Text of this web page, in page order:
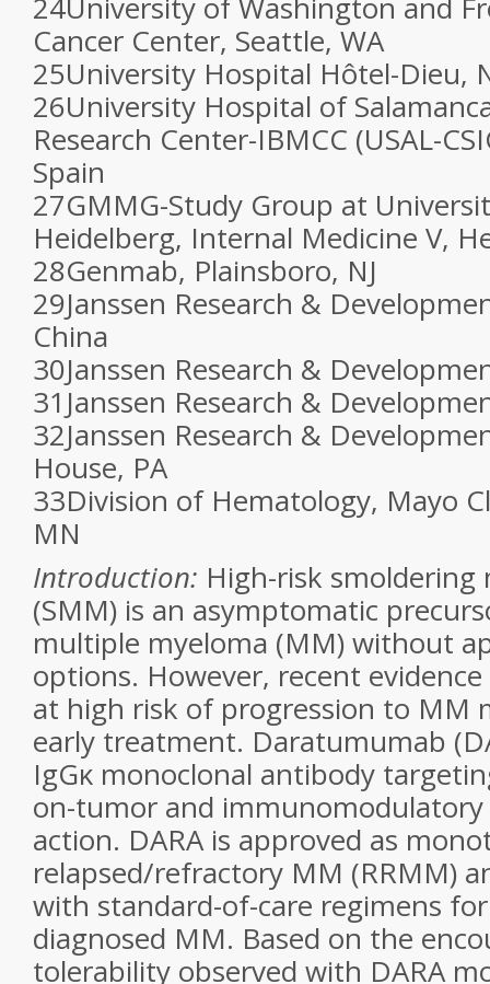
Cancer Center, Seattle, WA
25University Hospital Hôtel-Dieu,
26University Hospital of
Research Center-IBMCC (USAL-
Spain
27GMMG-Study Group at
Heidelberg, Internal Medicine V,
28Genmab, Plainsboro, NJ
29Janssen Research &
China
30Janssen Research &
31 Janssen Research &
32Janssen Research &
House, PA
33Division of Hematology, Mayo
MN
Introduction: High-risk
(SMM) is an asymptomatic
multiple myeloma (MM) without
options. However, recent
at high risk of progression to MM
early treatment. Daratumumab
IgGκ monoclonal antibody
on-tumor and
action. DARA is approved as
relapsed/refractory MM (RRMM)
with standard-of-care regimens
diagnosed MM. Based on the
tolerability observed with DARA